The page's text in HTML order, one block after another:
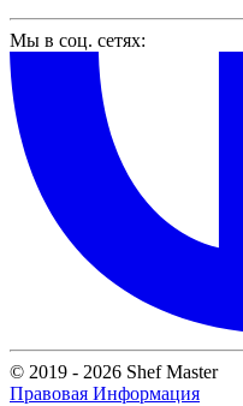
Мы в соц. сетях:
© 2019 - 2026 Shef Master
Правовая Информация